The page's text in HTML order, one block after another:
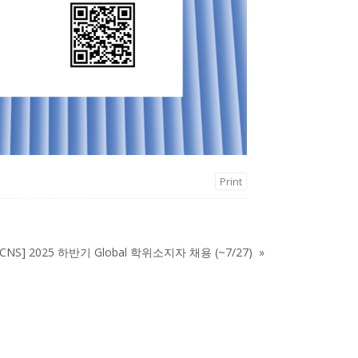
Print
2025 하반기 Global 학위소지자 채용 (~7/27) »